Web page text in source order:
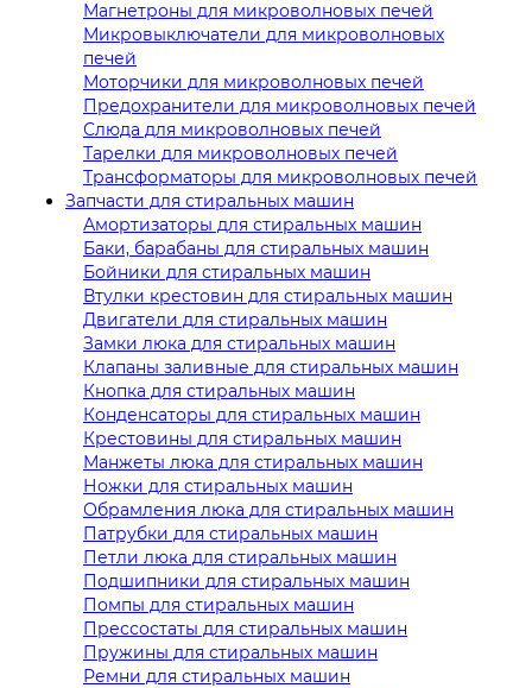
Магнетроны для микроволновых печей
Микровыключатели для микроволновых
печей
Моторчики для микроволновых печей
Предохранители для микроволновых печей
Слюда для микроволновых печей
Тарелки для микроволновых печей
Трансформаторы для микроволновых печей
Запчасти для стиральных машин
Амортизаторы для стиральных машин
Баки, барабаны для стиральных машин
Бойники для стиральных машин
Втулки крестовин для стиральных машин
Двигатели для стиральных машин
Замки люка для стиральных машин
Клапаны заливные для стиральных машин
Кнопка для стиральных машин
Конденсаторы для стиральных машин
Крестовины для стиральных машин
Манжеты люка для стиральных машин
Ножки для стиральных машин
Обрамления люка для стиральных машин
Патрубки для стиральных машин
Петли люка для стиральных машин
Подшипники для стиральных машин
Помпы для стиральных машин
Прессостаты для стиральных машин
Пружины для стиральных машин
Ремни для стиральных машин